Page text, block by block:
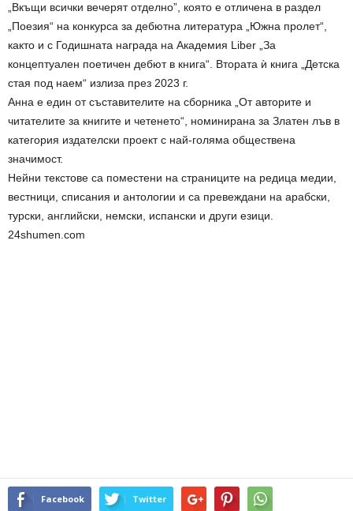
„Вкъщи всички вечерят отделно”, която е отличена в раздел
„Поезия“ на конкурса за дебютна литература „Южна пролет“,
както и с Годишната награда на Академия Liber „За
концептуален поетичен дебют в книга“. Втората ѝ книга „Детска
стая под наем“ излиза през 2023 г.
Анна е един от съставителите на сборника „От авторите и
читателите за книгите и четенето“, номинирана за Златен лъв в
категория издателски проект с най-голяма обществена
значимост.
Нейни текстове са поместени на страниците на редица медии,
вестници, списания и антологии и са превеждани на арабски,
турски, английски, немски, испански и други езици.
24shumen.com
Facebook Twitter